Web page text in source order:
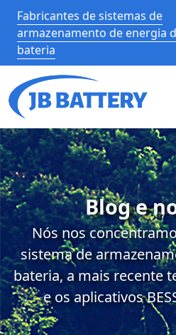
Fabricantes de sistemas de
armazenamento de energia
bateria
Blog e
Nós nos
sistema de
bateria, a mais recente
e os aplicativos